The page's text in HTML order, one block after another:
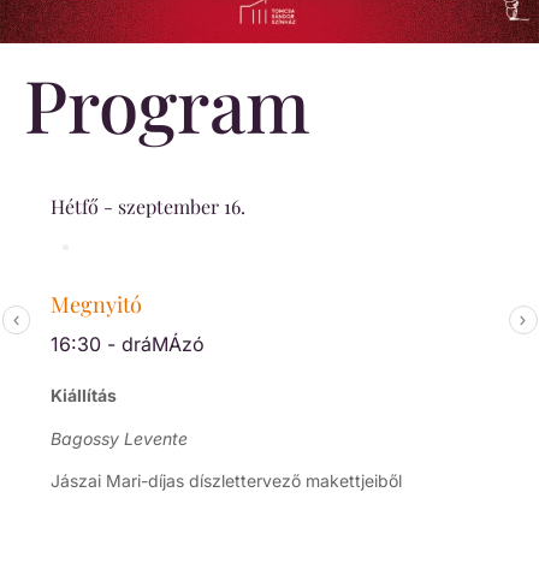
Program
Hétfő - szeptember 16.
Megnyitó
16:30 - dráMÁzó
Kiállítás
Bagossy Levente
Jászai Mari-díjas díszlettervező makettjeiből